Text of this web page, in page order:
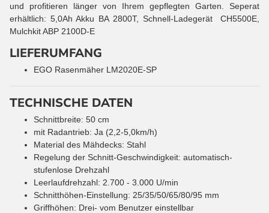
und profitieren länger von Ihrem gepflegten Garten. Seperat
erhältlich: 5,0Ah Akku BA 2800T, Schnell-Ladegerät CH5500E,
Mulchkit ABP 2100D-E
LIEFERUMFANG
EGO Rasenmäher LM2020E-SP
TECHNISCHE DATEN
Schnittbreite: 50 cm
mit Radantrieb: Ja (2,2-5,0km/h)
Material des Mähdecks: Stahl
Regelung der Schnitt-Geschwindigkeit: automatisch-
stufenlose Drehzahl
Leerlaufdrehzahl: 2.700 - 3.000 U/min
Schnitthöhen-Einstellung: 25/35/50/65/80/95 mm
Griffhöhen: Drei- vom Benutzer einstellbar